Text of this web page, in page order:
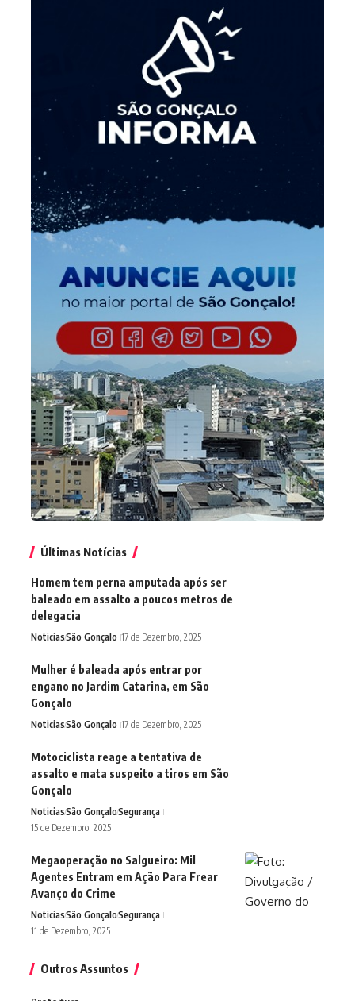
Últimas Notícias
Homem tem perna amputada após ser
baleado em assalto a poucos metros de
delegacia
NoticiasSão Gonçalo 17 de Dezembro, 2025
Mulher é baleada após entrar por
engano no Jardim Catarina, em São
Gonçalo
NoticiasSão Gonçalo 17 de Dezembro, 2025
Motociclista reage a tentativa de
assalto e mata suspeito a tiros em São
Gonçalo
NoticiasSão GonçaloSegurança
15 de Dezembro, 2025
Megaoperação no Salgueiro: Mil
Agentes Entram em Ação Para Frear
Avanço do Crime
NoticiasSão GonçaloSegurança
11 de Dezembro, 2025
Outros Assuntos